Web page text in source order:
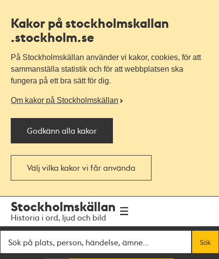
Kakor på stockholmskallan
.stockholm.se
På Stockholmskällan använder vi kakor, cookies, för att
sammanställa statistik och för att webbplatsen ska
fungera på ett bra sätt för dig.
Om kakor på Stockholmskällan
Godkänn alla kakor
Välj vilka kakor vi får använda
navigationen
huvudinnehållet
Stockholmskällan
Historia i ord, ljud och bild
Sök